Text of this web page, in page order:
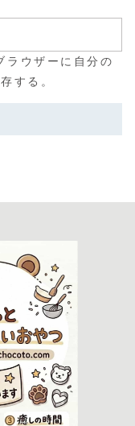
ラウザーに自分の
する。